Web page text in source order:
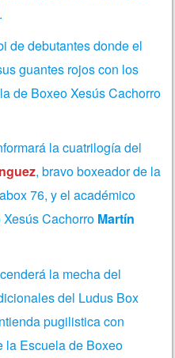
de debutantes donde el
guantes rojos con los
de Boxeo Xesús Cachorro
la cuatrilogía del
, bravo boxeador de la
76, y el académico
Cachorro Martín
la mecha del
del Ludus Box
pugilistica con
la Escuela de Boxeo